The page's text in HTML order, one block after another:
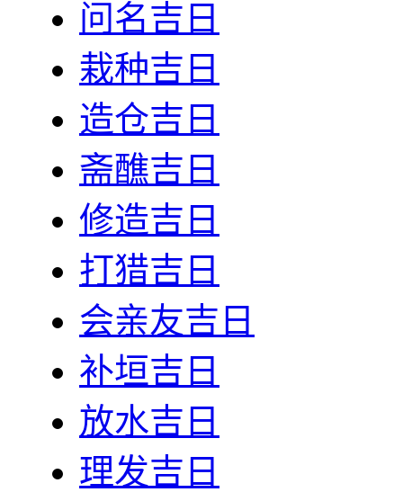
问名吉日
栽种吉日
造仓吉日
斋醮吉日
修造吉日
打猎吉日
会亲友吉日
补垣吉日
放水吉日
理发吉日